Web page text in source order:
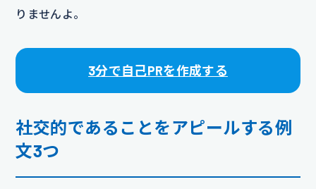
りませんよ。
3分で自己PRを作成する
社交的であることをアピールする例
文3つ